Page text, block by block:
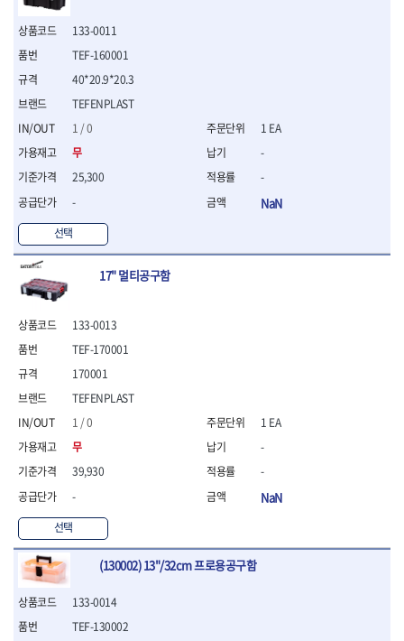
- 옵셋렌치세트
- 라쳇콤비네이션렌치세
- 라쳇콤비네이션세트
- 라쳇렌치
- 함마렌치
- 미니라쳇세트
- 기타
- 라쳇 드라이버
- 스피드렌치
- 모터렌치
- 함마스패너
절연.전설.방폭공구
- 절연옵셋렌치
- 절연드라이버
- 절연스패너
- 절연T렌치
- 절연소켓
- 절연별소켓
- 절연별비트소켓
- 절연육각비트소켓
- 절연토크렌치
- 절연콤비네이션렌치
- 절연링렌치
- 절연플라이어
- 절연전공칼
- 절연안전모
133-0011
TEFENPLAST
1 / 0
무
25,300
-
선택
TEF-160001
40*20.9*20.3
1 EA
-
-
NaN
17" 멀티공구함
133-0013
TEFENPLAST
1 / 0
무
39,930
-
선택
TEF-170001
170001
1 EA
-
-
NaN
(130002) 13"/32cm 프로용공구함
133-0014
TEF-130002